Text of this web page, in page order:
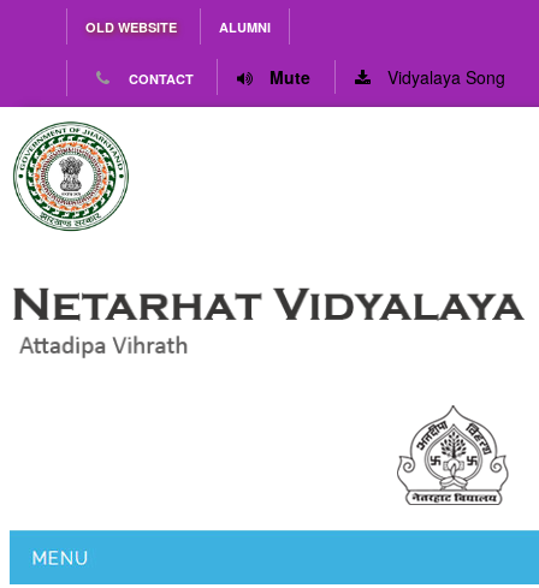
OLD WEBSITE ALUMNI
CONTACT Mute Vidyalaya Song